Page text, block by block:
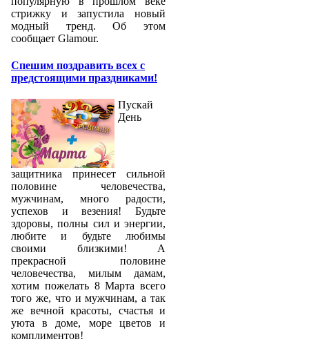
стрижку и запустила новый
модный тренд. Об этом
сообщает Glamour.
Спешим поздравить всех с
предстоящими праздниками!
Пускай
День
защитника принесет сильной
половине человечества,
мужчинам, много радости,
успехов и везения! Будьте
здоровы, полны сил и энергии,
любите и будьте любимы
своими близкими! А
прекрасной половине
человечества, милым дамам,
хотим пожелать 8 Марта всего
того же, что и мужчинам, а так
же вечной красоты, счастья и
уюта в доме, море цветов и
комплиментов!